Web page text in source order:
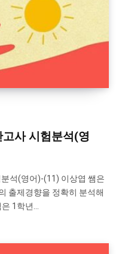
사 시험분석(영
석(영어)-(11) 이상엽 쌤은
출제경향을 정확히 분석해
1학년…